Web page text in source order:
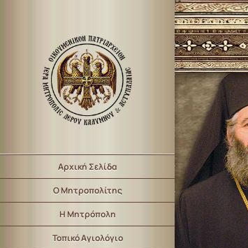
Αρχική Σελίδα
Ο Μητροπολίτης
Η Μητρόπολη
Τοπικό Αγιολόγιο